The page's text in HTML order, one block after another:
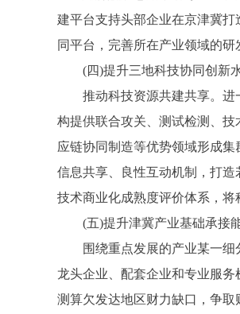
建平台支持头部企业在京津冀
同平台，完善所在产业领域的
(四)提升三地科技协同创新
推动科技资源共建共享。进一
构提供联合攻关、测试检测、
应链协同制造等优势领域形成
信息共享、良性互动机制，打
技术商业化成熟度评价体系，将
(五)提升津冀产业基础承接
围绕重点发展的产业某一细分
龙头企业、配套企业和专业服
测算欠发达地区财力缺口，争